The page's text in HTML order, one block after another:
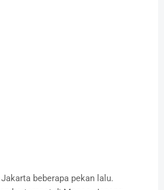
beberapa pekan lalu.